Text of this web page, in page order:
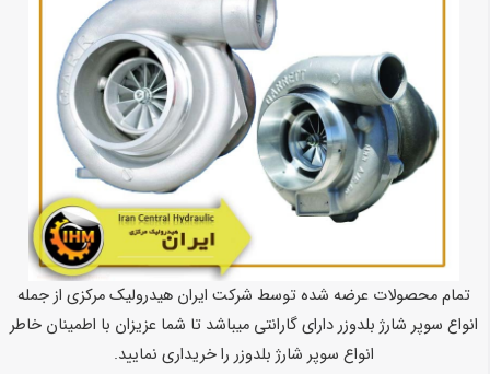
تمام محصولات عرضه شده توسط شرکت ایران هیدرولیک مرکزی از جمله
انواع سوپر شارژ بلدوزر دارای گارانتی میباشد تا شما عزیزان با اطمینان خاطر
انواع سوپر شارژ بلدوزر را خریداری نمایید.